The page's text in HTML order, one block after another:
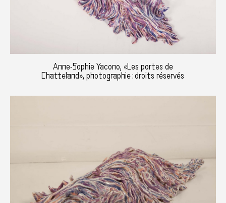
Anne-Sophie Yacono, «Les portes de
Chatteland», photographie : droits réservés